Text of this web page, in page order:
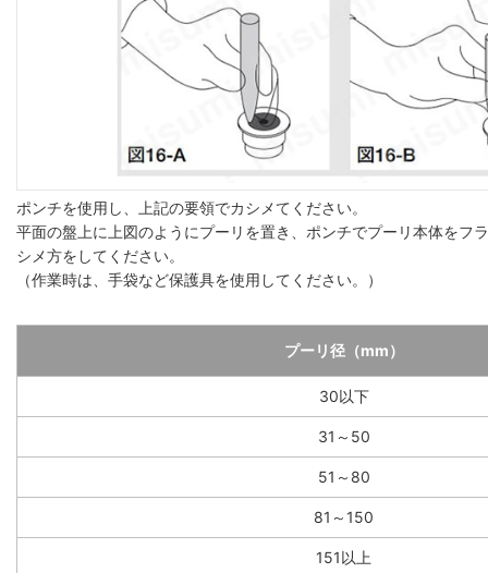
ポンチを使用し、上記の要領でカシメてください。
平面の盤上に上図のようにプーリを置き、ポンチでプーリ本体をフ
シメ方をしてください。
（作業時は、手袋など保護具を使用してください。）
プーリ径（mm）
30以下
31～50
51～80
81～150
151以上